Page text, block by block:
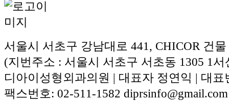
서울시 서초구 강남대로 441, CHICOR 건물
(지번주소 : 서울시 서초구 서초동 1305 1서
디아이성형외과의원 | 대표자 정연익 | 대표
팩스번호: 02-511-1582 diprsinfo@gmail.com